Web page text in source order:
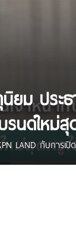
ม ประธ
นด์ใหม่สุ
LAND กับการเปิ
อนโดทำเลใจกลา